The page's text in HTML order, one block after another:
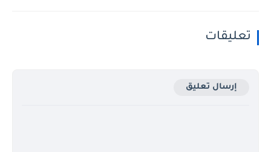
تعليقات
إرسال تعليق